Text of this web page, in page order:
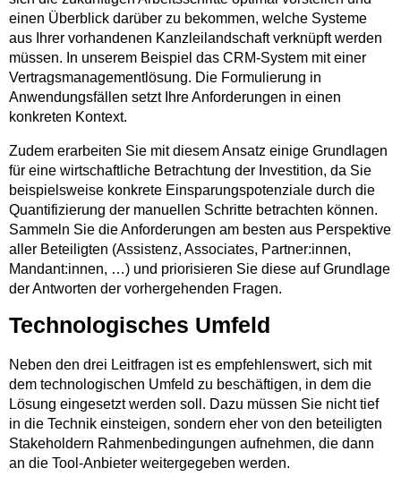
einen Überblick darüber zu bekommen, welche Systeme
aus Ihrer vorhandenen Kanzleilandschaft verknüpft werden
müssen. In unserem Beispiel das CRM-System mit einer
Vertragsmanagementlösung. Die Formulierung in
Anwendungsfällen setzt Ihre Anforderungen in einen
konkreten Kontext.
Zudem erarbeiten Sie mit diesem Ansatz einige Grundlagen
für eine wirtschaftliche Betrachtung der Investition, da Sie
beispielsweise konkrete Einsparungspotenziale durch die
Quantifizierung der manuellen Schritte betrachten können.
Sammeln Sie die Anforderungen am besten aus Perspektive
aller Beteiligten (Assistenz, Associates, Partner:innen,
Mandant:innen, …) und priorisieren Sie diese auf Grundlage
der Antworten der vorhergehenden Fragen.
Technologisches Umfeld
Neben den drei Leitfragen ist es empfehlenswert, sich mit
dem technologischen Umfeld zu beschäftigen, in dem die
Lösung eingesetzt werden soll. Dazu müssen Sie nicht tief
in die Technik einsteigen, sondern eher von den beteiligten
Stakeholdern Rahmenbedingungen aufnehmen, die dann
an die Tool-Anbieter weitergegeben werden.